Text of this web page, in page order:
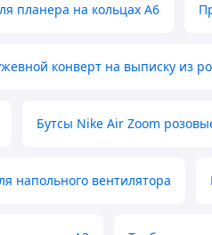
планера на кольцах А6
конверт на выписку из
Бутсы Nike Air Zoom
напольного вентилятора